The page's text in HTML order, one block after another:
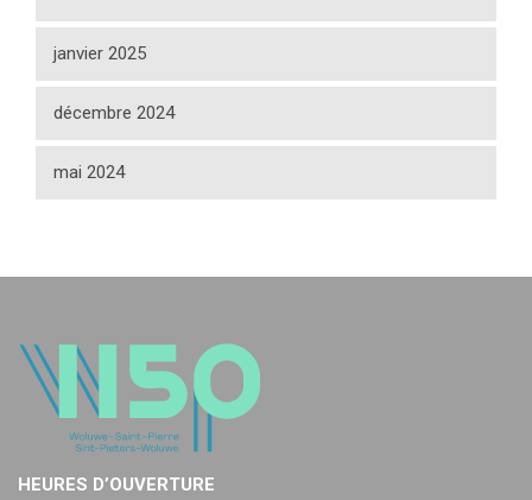
janvier 2025
décembre 2024
mai 2024
HEURES D’OUVERTURE